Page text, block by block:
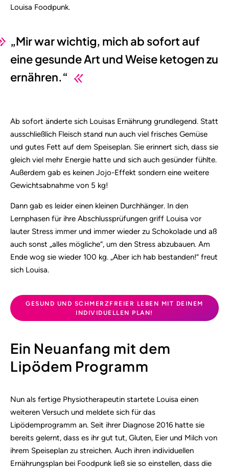
Louisa Foodpunk.
„Mir war wichtig, mich ab sofort auf
eine gesunde Art und Weise ketogen zu
ernähren.“
Ab sofort änderte sich Louisas Ernährung grundlegend. Statt
ausschließlich Fleisch stand nun auch viel frisches Gemüse
und gutes Fett auf dem Speiseplan. Sie erinnert sich, dass sie
gleich viel mehr Energie hatte und sich auch gesünder fühlte.
Außerdem gab es keinen Jojo-Effekt sondern eine weitere
Gewichtsabnahme von 5 kg!
Dann gab es leider einen kleinen Durchhänger. In den
Lernphasen für ihre Abschlussprüfungen griff Louisa vor
lauter Stress immer und immer wieder zu Schokolade und aß
auch sonst „alles mögliche“, um den Stress abzubauen. Am
Ende wog sie wieder 100 kg. „Aber ich hab bestanden!“ freut
sich Louisa.
GESUND UND SCHMERZFREIER LEBEN MIT DEINEM
INDIVIDUELLEN PLAN!
Ein Neuanfang mit dem
Lipödem Programm
Nun als fertige Physiotherapeutin startete Louisa einen
weiteren Versuch und meldete sich für das
Lipödemprogramm an. Seit ihrer Diagnose 2016 hatte sie
bereits gelernt, dass es ihr gut tut, Gluten, Eier und Milch von
ihrem Speiseplan zu streichen. Auch ihren individuellen
Ernährungsplan bei Foodpunk ließ sie so einstellen, dass die